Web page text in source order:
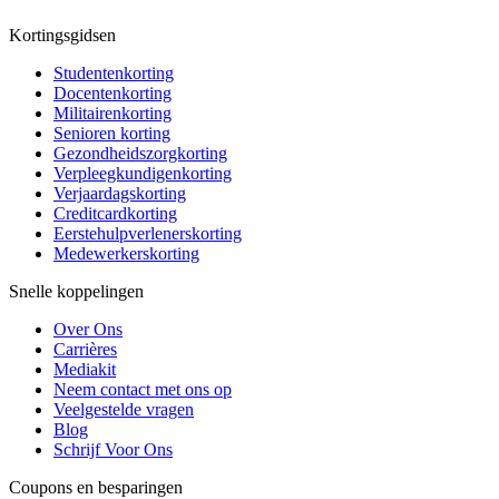
Kortingsgidsen
Studentenkorting
Docentenkorting
Militairenkorting
Senioren korting
Gezondheidszorgkorting
Verpleegkundigenkorting
Verjaardagskorting
Creditcardkorting
Eerstehulpverlenerskorting
Medewerkerskorting
Snelle koppelingen
Over Ons
Carrières
Mediakit
Neem contact met ons op
Veelgestelde vragen
Blog
Schrijf Voor Ons
Coupons en besparingen